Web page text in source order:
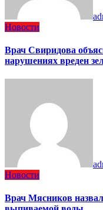
Новости
Врач Свиридова
нарушениях вреден
Новости
Врач Мясников